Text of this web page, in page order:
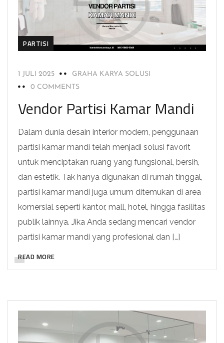
PARTISI
1 JULI 2025
GRAHA KARYA SOLUSI
0 COMMENTS
Vendor Partisi Kamar Mandi
Dalam dunia desain interior modern, penggunaan
partisi kamar mandi telah menjadi solusi favorit
untuk menciptakan ruang yang fungsional, bersih,
dan estetik. Tak hanya digunakan di rumah tinggal,
partisi kamar mandi juga umum ditemukan di area
komersial seperti kantor, mall, hotel, hingga fasilitas
publik lainnya. Jika Anda sedang mencari vendor
partisi kamar mandi yang profesional dan […]
READ MORE